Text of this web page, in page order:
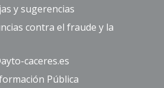
y sugerencias
contra el fraude y la
caceres.es
Pública